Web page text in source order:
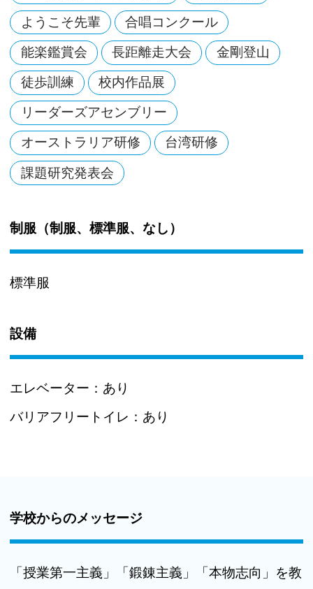
ようこそ先輩 合唱コンクール
能楽鑑賞会 長距離走大会 金剛登山
徒歩訓練 校内作品展
リーダーズアセンブリー
オーストラリア研修 台湾研修
課題研究発表会
制服（制服、標準服、なし）
標準服
設備
エレベーター： あり
バリアフリートイレ： あり
学校からのメッセージ
「授業第一主義」「鍛錬主義」「本物志向」を教